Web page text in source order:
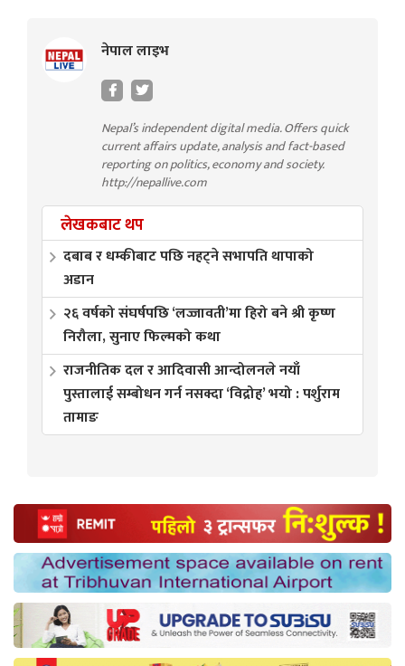
नेपाल लाइभ
Nepal’s independent digital media. Offers quick
current affairs update, analysis and fact-based
reporting on politics, economy and society.
http://nepallive.com
लेखकबाट थप
दबाब र धम्कीबाट पछि नहट्ने सभापति थापाको
अडान
२६ वर्षको संघर्षपछि ‘लज्जावती’मा हिरो बने श्री कृष्ण
निरौला, सुनाए फिल्मको कथा
राजनीतिक दल र आदिवासी आन्दोलनले नयाँ
पुस्तालाई सम्बोधन गर्न नसक्दा ‘विद्रोह’ भयो : पर्शुराम
तामाङ